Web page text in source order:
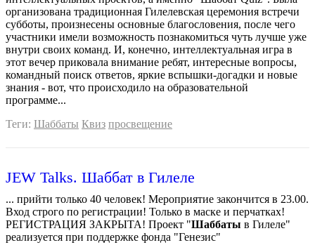
организована традиционная Гилелевская церемония встречи
субботы, произнесены основные благословения, после чего
участники имели возможность познакомиться чуть лучше уже
внутри своих команд. И, конечно, интеллектуальная игра в
этот вечер приковала внимание ребят, интересные вопросы,
командный поиск ответов, яркие вспышки-догадки и новые
знания - вот, что происходило на образовательной
программе...
Теги: Шаббаты Квиз просвещение
JEW Talks. Шаббат в Гилеле
... прийти только 40 человек! Мероприятие закончится в 23.00.
Вход строго по регистрации! Только в маске и перчатках!
РЕГИСТРАЦИЯ ЗАКРЫТА! Проект "Шаббаты в Гилеле"
реализуется при поддержке фонда "Генезис"